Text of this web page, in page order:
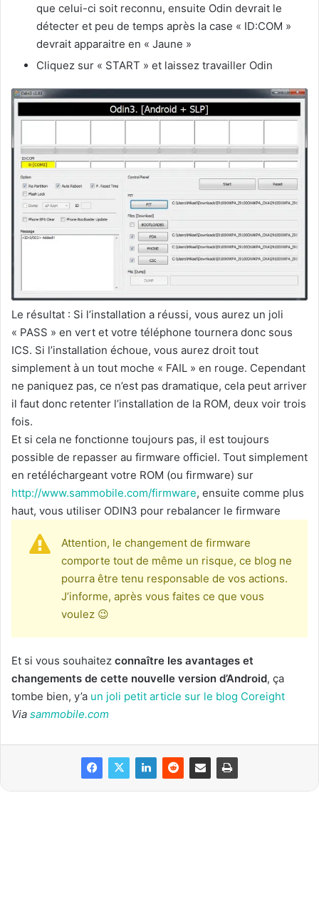
que celui-ci soit reconnu, ensuite Odin devrait le
détecter et peu de temps après la case « ID:COM »
devrait apparaitre en « Jaune »
Cliquez sur « START » et laissez travailler Odin
Le résultat : Si l’installation a réussi, vous aurez un joli
« PASS » en vert et votre téléphone tournera donc sous
ICS. Si l’installation échoue, vous aurez droit tout
simplement à un tout moche « FAIL » en rouge. Cependant
ne paniquez pas, ce n’est pas dramatique, cela peut arriver
il faut donc retenter l’installation de la ROM, deux voir trois
fois.
Et si cela ne fonctionne toujours pas, il est toujours
possible de repasser au firmware officiel. Tout simplement
en retéléchargeant votre ROM (ou firmware) sur
http://www.sammobile.com/firmware, ensuite comme plus
haut, vous utiliser ODIN3 pour rebalancer le firmware
Attention, le changement de firmware
comporte tout de même un risque, ce blog ne
pourra être tenu responsable de vos actions.
J’informe, après vous faites ce que vous
voulez 😉
Et si vous souhaitez connaître les avantages et
changements de cette nouvelle version d’Android, ça
tombe bien, y’a un joli petit article sur le blog Coreight
Via sammobile.com